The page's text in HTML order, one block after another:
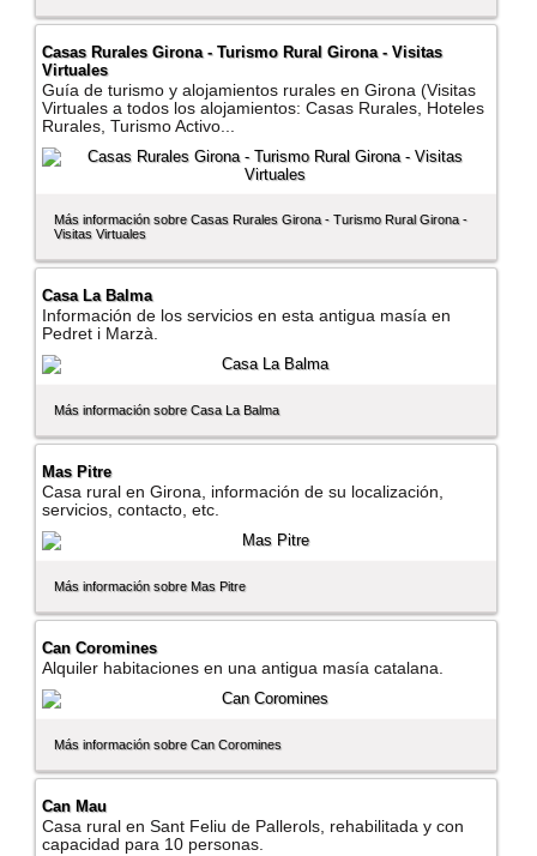
Casas Rurales Girona - Turismo Rural Girona - Visitas
Virtuales
Guí­a de turismo y alojamientos rurales en Girona (Visitas
Virtuales a todos los alojamientos: Casas Rurales, Hoteles
Rurales, Turismo Activo...
Más información sobre Casas Rurales Girona - Turismo Rural Girona -
Visitas Virtuales
Casa La Balma
Información de los servicios en esta antigua masí­a en
Pedret i Marzà.
Más información sobre Casa La Balma
Mas Pitre
Casa rural en Girona, información de su localización,
servicios, contacto, etc.
Más información sobre Mas Pitre
Can Coromines
Alquiler habitaciones en una antigua masí­a catalana.
Más información sobre Can Coromines
Can Mau
Casa rural en Sant Feliu de Pallerols, rehabilitada y con
capacidad para 10 personas.